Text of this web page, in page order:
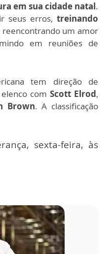
em sua cidade natal.
seus erros, treinando
reencontrando um amor
em reuniões de
tem direção de
com Scott Elrod,
Brown. A classificação
sexta-feira, às